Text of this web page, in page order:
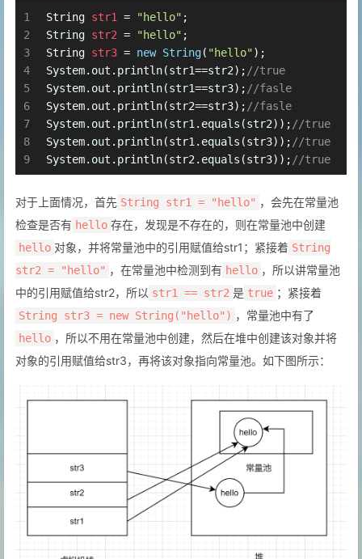
1
2
3
4
5
6
7
8
9
String str1 = "hello" ;
String str2 = "hello" ;
String str3 = new String( "hello");
System.out.println(str1==str2); //true
System.out.println(str1==str3); //fasle
System.out.println(str2==str3); //fasle
System.out.println(str1.equals(str2)); //true
System.out.println(str1.equals(str3)); //true
System.out.println(str2.equals(str3)); //true
对于上面情况，首先 String str1 = "hello" ，会先在常量池
检查是否有 hello 存在，发现是不存在的，则在常量池中创建
hello 对象，并将常量池中的引用赋值给str1；紧接着 String
str2 = "hello" ，在常量池中检测到有 hello ，所以讲常量池
中的引用赋值给str2，所以 str1 == str2 是 true ；紧接着
String str3 = new String("hello") ，常量池中有了
hello ，所以不用在常量池中创建，然后在堆中创建该对象并将
对象的引用赋值给str3，再将该对象指向常量池。如下图所示：